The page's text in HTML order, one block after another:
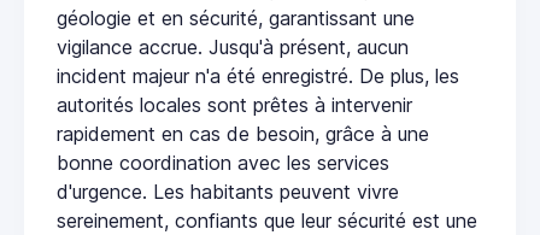
géologie et en sécurité, garantissant une
vigilance accrue. Jusqu'à présent, aucun
incident majeur n'a été enregistré. De plus, les
autorités locales sont prêtes à intervenir
rapidement en cas de besoin, grâce à une
bonne coordination avec les services
d'urgence. Les habitants peuvent vivre
sereinement, confiants que leur sécurité est une